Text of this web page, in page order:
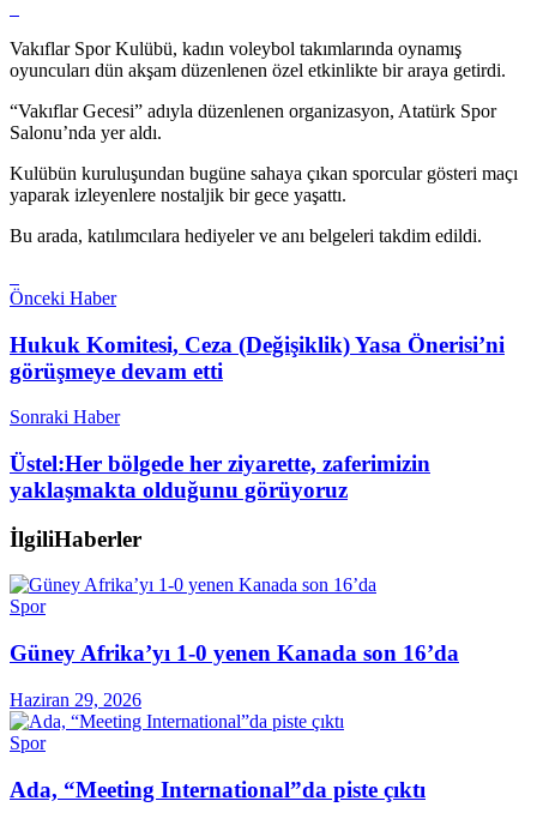
Vakıflar Spor Kulübü, kadın voleybol takımlarında oynamış
oyuncuları dün akşam düzenlenen özel etkinlikte bir araya getirdi.
“Vakıflar Gecesi” adıyla düzenlenen organizasyon, Atatürk Spor
Salonu’nda yer aldı.
Kulübün kuruluşundan bugüne sahaya çıkan sporcular gösteri maçı
yaparak izleyenlere nostaljik bir gece yaşattı.
Bu arada, katılımcılara hediyeler ve anı belgeleri takdim edildi.
Önceki Haber
Hukuk Komitesi, Ceza (Değişiklik) Yasa Önerisi’ni
görüşmeye devam etti
Sonraki Haber
Üstel:Her bölgede her ziyarette, zaferimizin
yaklaşmakta olduğunu görüyoruz
İlgiliHaberler
Spor
Güney Afrika’yı 1-0 yenen Kanada son 16’da
Haziran 29, 2026
Spor
Ada, “Meeting International”da piste çıktı